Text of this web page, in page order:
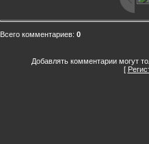
Всего комментариев: 0
Добавлять комментарии могут
[